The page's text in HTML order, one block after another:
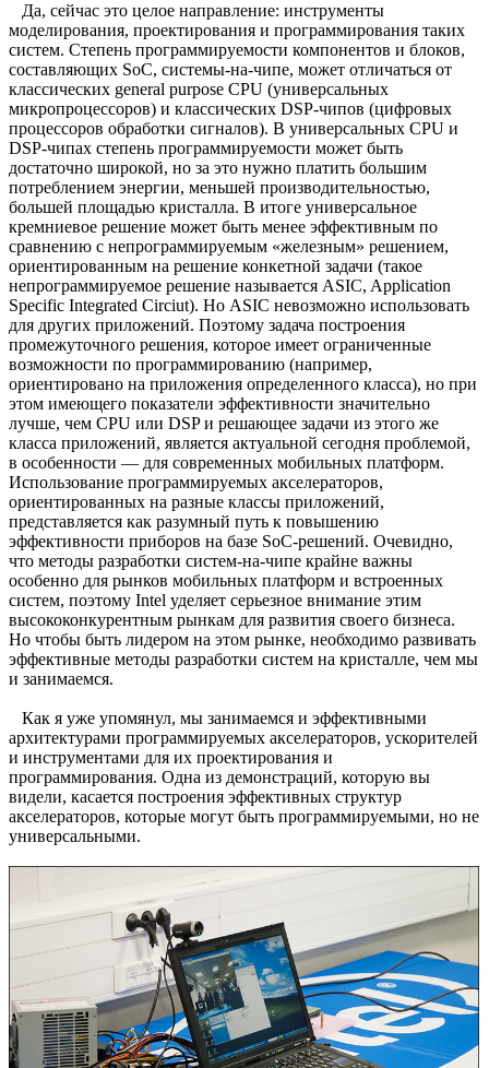
Да, сейчас это целое направление: инструменты
моделирования, проектирования и программирования таких
систем. Степень программируемости компонентов и блоков,
составляющих SoC, системы-на-чипе, может отличаться от
классических general purpose CPU (универсальных
микропроцессоров) и классических DSP-чипов (цифровых
процессоров обработки сигналов). В универсальных CPU и
DSP-чипах степень программируемости может быть
достаточно широкой, но за это нужно платить большим
потреблением энергии, меньшей производительностью,
большей площадью кристалла. В итоге универсальное
кремниевое решение может быть менее эффективным по
сравнению с непрограммируемым «железным» решением,
ориентированным на решение конкетной задачи (такое
непрограммируемое решение называется ASIC, Application
Specific Integrated Circiut). Но ASIC невозможно использовать
для других приложений. Поэтому задача построения
промежуточного решения, которое имеет ограниченные
возможности по программированию (например,
ориентировано на приложения определенного класса), но при
этом имеющего показатели эффективности значительно
лучше, чем CPU или DSP и решающее задачи из этого же
класса приложений, является актуальной сегодня проблемой,
в особенности — для современных мобильных платформ.
Использование программируемых акселераторов,
ориентированных на разные классы приложений,
представляется как разумный путь к повышению
эффективности приборов на базе SoC-решений. Очевидно,
что методы разработки систем-на-чипе крайне важны
особенно для рынков мобильных платформ и встроенных
систем, поэтому Intel уделяет серьезное внимание этим
высококонкурентным рынкам для развития своего бизнеса.
Но чтобы быть лидером на этом рынке, необходимо развивать
эффективные методы разработки систем на кристалле, чем мы
и занимаемся.
Как я уже упомянул, мы занимаемся и эффективными
архитектурами программируемых акселераторов, ускорителей
и инструментами для их проектирования и
программирования. Одна из демонстраций, которую вы
видели, касается построения эффективных структур
акселераторов, которые могут быть программируемыми, но не
универсальными.